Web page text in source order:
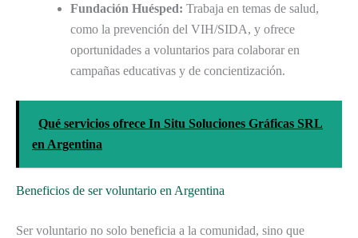
Fundación Huésped: Trabaja en temas de salud,
como la prevención del VIH/SIDA, y ofrece
oportunidades a voluntarios para colaborar en
campañas educativas y de concientización.
Qué servicios ofrece In Situ Soluciones Gráficas SRL
en Argentina
Beneficios de ser voluntario en Argentina
Ser voluntario no solo beneficia a la comunidad, sino que